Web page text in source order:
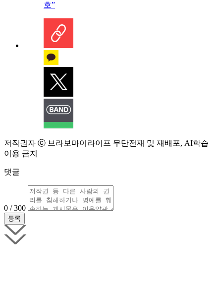
호”
저작권자 ⓒ 브라보마이라이프 무단전재 및 재배포, AI학습
이용 금지
댓글
0 / 300